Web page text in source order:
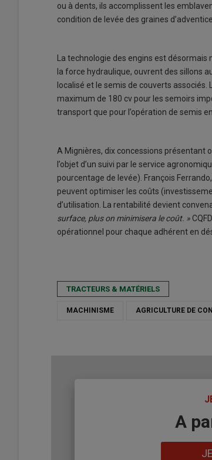
ou à dents, ils accomplissent les
condition de levée des graines
La technologie des engins est désormais
la force hydraulique, ouvrent des sillons
localisé et le semis de couverts
maximum de 180 cv pour les semoirs
transport que pour l’opération de semis
A Mignières, dix concessions présentant
l’objet d’un suivi par le service
pourcentage de levée). François
peuvent optimiser les coûts
d’utilisation. La rentabilité devient
surface, plus on minimisera le coût. »
opérationnel pour chaque adhérent en
TRACTEURS & MATÉRIELS
MACHINISME AGRICULTURE DE
A